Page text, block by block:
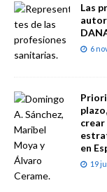
Las
6
en
19